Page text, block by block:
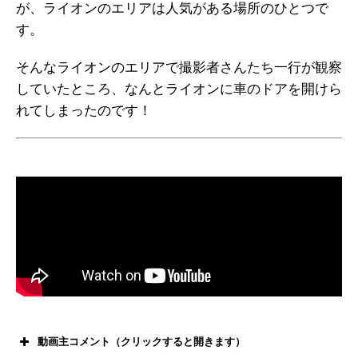
が、ライオンのエリアは人気がある場所のひとつで
す。
そんなライオンのエリアで撮影者さんたち一行が観察
していたところ、なんとライオンに車のドアを開けら
れてしまったのです！
動画主コメント（クリックすると開きます）